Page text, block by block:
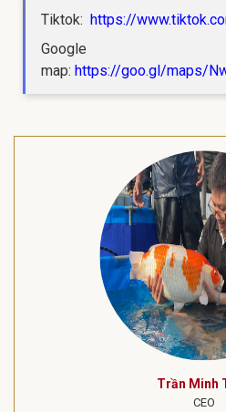
Tiktok: https://
Google
map: https://goo.gl/maps/
Trần Minh
CEO